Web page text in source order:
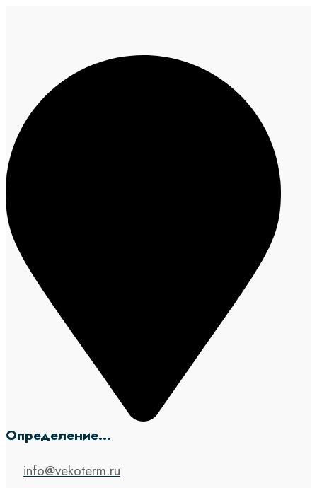
Определение...
info@vekoterm.ru